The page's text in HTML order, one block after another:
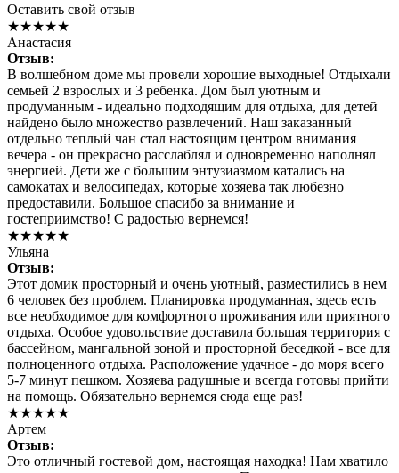
Оставить свой отзыв
★★★★★
Анастасия
Отзыв:
В волшебном доме мы провели хорошие выходные! Отдыхали
семьей 2 взрослых и 3 ребенка. Дом был уютным и
продуманным - идеально подходящим для отдыха, для детей
найдено было множество развлечений. Наш заказанный
отдельно теплый чан стал настоящим центром внимания
вечера - он прекрасно расслаблял и одновременно наполнял
энергией. Дети же с большим энтузиазмом катались на
самокатах и велосипедах, которые хозяева так любезно
предоставили. Большое спасибо за внимание и
гостеприимство! С радостью вернемся!
★★★★★
Ульяна
Отзыв:
Этот домик просторный и очень уютный, разместились в нем
6 человек без проблем. Планировка продуманная, здесь есть
все необходимое для комфортного проживания или приятного
отдыха. Особое удовольствие доставила большая территория с
бассейном, мангальной зоной и просторной беседкой - все для
полноценного отдыха. Расположение удачное - до моря всего
5-7 минут пешком. Хозяева радушные и всегда готовы прийти
на помощь. Обязательно вернемся сюда еще раз!
★★★★★
Артем
Отзыв:
Это отличный гостевой дом, настоящая находка! Нам хватило